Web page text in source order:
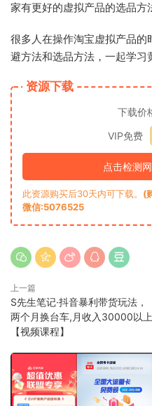
家有更好的虚拟产品的选品方
很‮人多‬在操‮淘作‬宝虚拟产品的时‮不候‬知道怎么选‮，品‬多学习规
资源下载
下载价
VIP免费
点击检测
此资源购买后30天内可下载。 (
微信:5076525
上一篇
S先生笔记·抖音暴利带货玩法，
两个月换台车,月收入30000以上
【视频课程】